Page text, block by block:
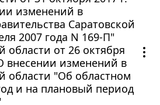
изменений в
Саратовской
2007 года N 169-П"
области от 26 октября
внесении изменений в
области "Об областном
и на плановый период